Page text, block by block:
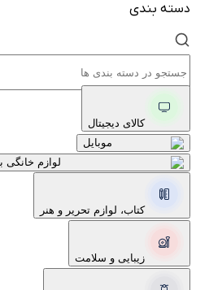
بندی
کالای دیجیتال
موبایل
لوازم خانگی برقی
کتاب، لوازم تحریر و هنر
زیبایی و سلامت